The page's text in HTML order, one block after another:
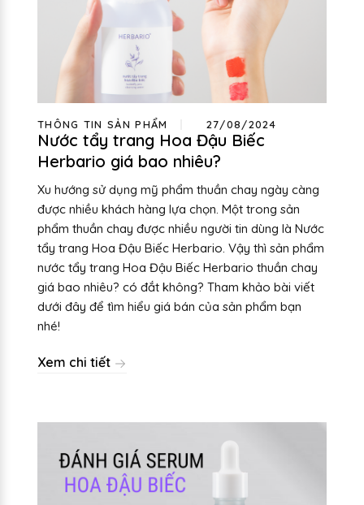
THÔNG TIN SẢN PHẨM 27/08/2024
Nước tẩy trang Hoa Đậu Biếc
Herbario giá bao nhiêu?
Xu hướng sử dụng mỹ phẩm thuần chay ngày càng
được nhiều khách hàng lựa chọn. Một trong sản
phẩm thuần chay được nhiều người tin dùng là Nước
tẩy trang Hoa Đậu Biếc Herbario. Vậy thì sản phẩm
nước tẩy trang Hoa Đậu Biếc Herbario thuần chay
giá bao nhiêu? có đắt không? Tham khảo bài viết
dưới đây để tìm hiểu giá bán của sản phẩm bạn
nhé!
Xem chi tiết